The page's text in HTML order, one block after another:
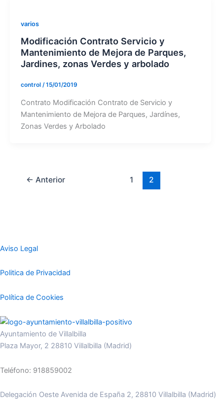
varios
Modificación Contrato Servicio y
Mantenimiento de Mejora de Parques,
Jardines, zonas Verdes y arbolado
control /15/01/2019
Contrato Modificación Contrato de Servicio y
Mantenimiento de Mejora de Parques, Jardínes,
Zonas Verdes y Arbolado
← Anterior 1 2
Aviso Legal
Politica de Privacidad
Política de Cookies
Ayuntamiento de Villalbilla
Plaza Mayor, 2 28810 Villalbilla (Madrid)
Teléfono: 918859002
Delegación Oeste Avenida de España 2, 28810 Villalbilla (Madrid)